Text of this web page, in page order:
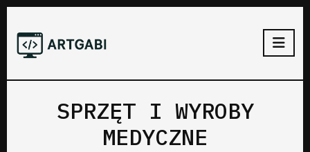
SPRZĘT I WYROBY
MEDYCZNE